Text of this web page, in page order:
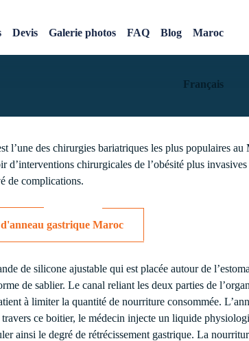
Devis Galerie photos FAQ Blog Maroc
Français
l’une des chirurgies bariatriques les plus populaires au
d’interventions chirurgicales de l’obésité plus
de complications.
gastrique Maroc
de silicone ajustable qui est placée autour de
de sablier. Le canal reliant les deux parties de
à limiter la quantité de nourriture consommée.
ce boitier, le médecin injecte un liquide
ainsi le degré de rétrécissement gastrique. La